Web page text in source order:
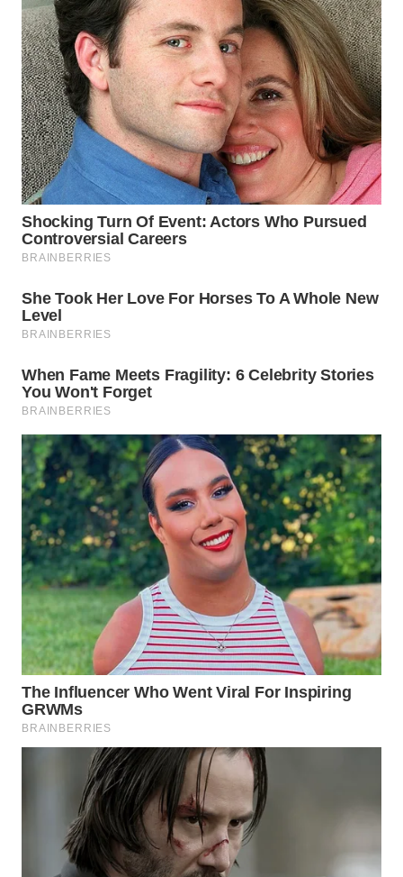
WN
KARAWANG
WN
BEKASI
WN
BOGOR
WN
DEPOK
WN
TAPANULI
UTARA
WN
SAMOSIR
WN
PADANG
LAWAS
WN
SUMEDANG
WN
CIANJUR
WN
KEPULAUAN
SERIBU
TANGERANG
BINJAI